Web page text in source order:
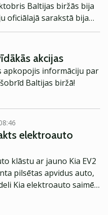
Baltijas biržās bija
oficiālajā sarakstā bija
akcijas
apkopojis informāciju par
Baltijas biržā!
elektroauto
klāstu ar jauno Kia EV2
pilsētas apvidus auto,
Kia elektroauto saimē